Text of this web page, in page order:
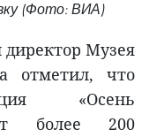
(Фото: ВИА)
Музея
что
«Осень
более 200